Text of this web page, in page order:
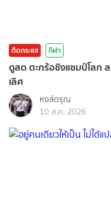
ติดกระแส กีฬา
ดูสด ตะกร้อชิงแชมป์โลก
เลิศ
หงส์ดรุณ
10 ส.ค. 2026